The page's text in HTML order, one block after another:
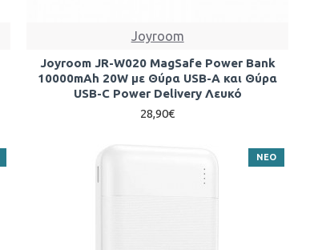
Joyroom
Joyroom JR-W020 MagSafe Power Bank
10000mAh 20W με Θύρα USB-A και Θύρα
USB-C Power Delivery Λευκό
28,90€
ΝΕΟ